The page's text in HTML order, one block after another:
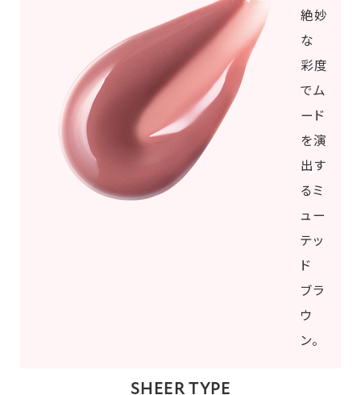
絶妙
な
彩度
でム
ード
を演
出す
るミ
ュー
テッ
ド
ブラ
ウ
ン。
SHEER TYPE